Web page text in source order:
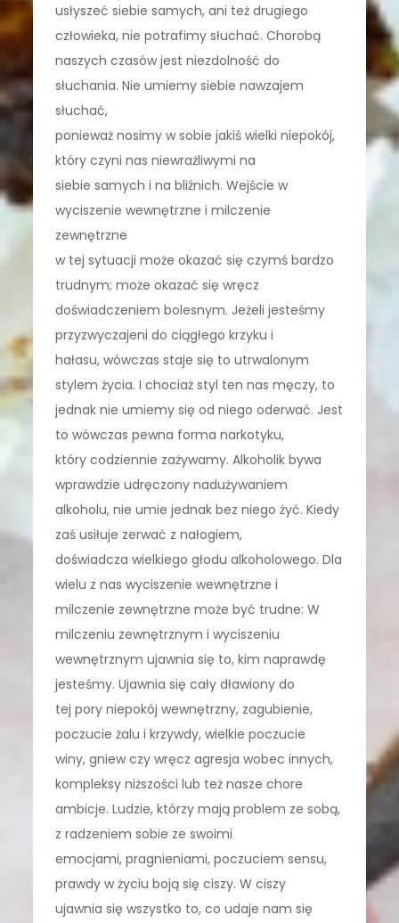
usłyszeć siebie samych, ani też drugiego
człowieka, nie potrafimy słuchać. Chorobą
naszych czasów jest niezdolność do
słuchania. Nie umiemy siebie nawzajem
słuchać,
ponieważ nosimy w sobie jakiś wielki niepokój,
który czyni nas niewrażliwymi na
siebie samych i na bliźnich. Wejście w
wyciszenie wewnętrzne i milczenie
zewnętrzne
w tej sytuacji może okazać się czymś bardzo
trudnym; może okazać się wręcz
doświadczeniem bolesnym. Jeżeli jesteśmy
przyzwyczajeni do ciągłego krzyku i
hałasu, wówczas staje się to utrwalonym
stylem życia. I chociaż styl ten nas męczy, to
jednak nie umiemy się od niego oderwać. Jest
to wówczas pewna forma narkotyku,
który codziennie zażywamy. Alkoholik bywa
wprawdzie udręczony nadużywaniem
alkoholu, nie umie jednak bez niego żyć. Kiedy
zaś usiłuje zerwać z nałogiem,
doświadcza wielkiego głodu alkoholowego. Dla
wielu z nas wyciszenie wewnętrzne i
milczenie zewnętrzne może być trudne: W
milczeniu zewnętrznym i wyciszeniu
wewnętrznym ujawnia się to, kim naprawdę
jesteśmy. Ujawnia się cały dławiony do
tej pory niepokój wewnętrzny, zagubienie,
poczucie żalu i krzywdy, wielkie poczucie
winy, gniew czy wręcz agresja wobec innych,
kompleksy niższości lub też nasze chore
ambicje. Ludzie, którzy mają problem ze sobą,
z radzeniem sobie ze swoimi
emocjami, pragnieniami, poczuciem sensu,
prawdy w życiu boją się ciszy. W ciszy
ujawnia się wszystko to, co udaje nam się